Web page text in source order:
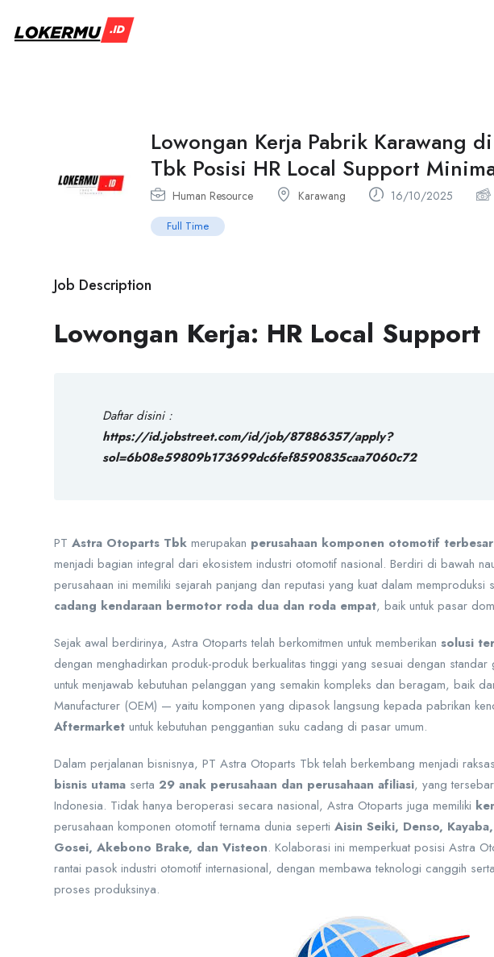
Lowongan Kerja Pabrik Karawang
Tbk Posisi HR Local Support
Human Resource Karawang 16/10/2025
Full Time
Job Description
Lowongan Kerja: HR Local Support
Daftar disini :
https://id.jobstreet.com/id/job/87886357/apply?
sol=6b08e59809b173699dc6fef8590835caa7060c72
PT Astra Otoparts Tbk merupakan perusahaan komponen otomotif
menjadi bagian integral dari ekosistem industri otomotif nasional. Berdiri di bawah
perusahaan ini memiliki sejarah panjang dan reputasi yang kuat dalam memproduksi
cadang kendaraan bermotor roda dua dan roda empat, baik untuk pasar
Sejak awal berdirinya, Astra Otoparts telah berkomitmen untuk memberikan solusi
dengan menghadirkan produk-produk berkualitas tinggi yang sesuai dengan
untuk menjawab kebutuhan pelanggan yang semakin kompleks dan beragam, baik
Manufacturer (OEM) — yaitu komponen yang dipasok langsung kepada pabrikan
Aftermarket untuk kebutuhan penggantian suku cadang di pasar umum.
Dalam perjalanan bisnisnya, PT Astra Otoparts Tbk telah berkembang menjadi
bisnis utama serta 29 anak perusahaan dan perusahaan afiliasi, yang
Indonesia. Tidak hanya beroperasi secara nasional, Astra Otoparts juga memiliki
perusahaan komponen otomotif ternama dunia seperti Aisin Seiki, Denso,
Gosei, Akebono Brake, dan Visteon. Kolaborasi ini memperkuat posisi Astra
rantai pasok industri otomotif internasional, dengan membawa teknologi canggih
proses produksinya.